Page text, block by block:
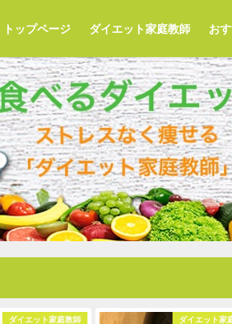
トップページ ダイエット家庭教師 お
ダイエット家庭教師 ダイエット家